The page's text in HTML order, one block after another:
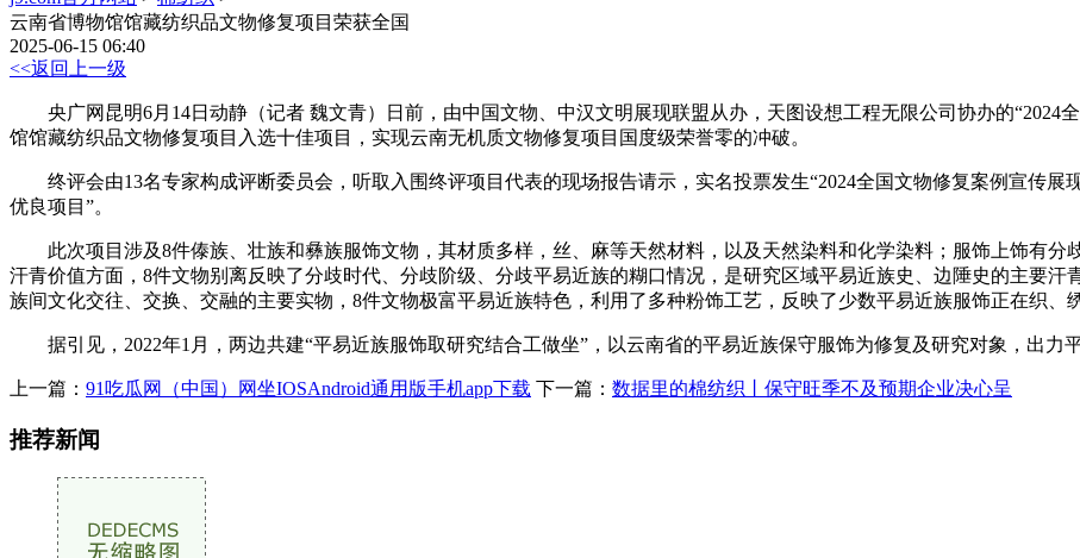
云南省博物馆馆藏纺织品文物修复项目荣获全国
2025-06-15 06:40
<<返回上一级
央广网昆明6月14日动静（记者 魏文青）日前，由中国文物、中汉文明展现联盟从办，天图设想工程无限公司协办的“2024
馆馆藏纺织品文物修复项目入选十佳项目，实现云南无机质文物修复项目国度级荣誉零的冲破。
终评会由13名专家构成评断委员会，听取入围终评项目代表的现场报告请示，实名投票发生“2024全国文物修复案例宣传展
优良项目”。
此次项目涉及8件傣族、壮族和彝族服饰文物，其材质多样，丝、麻等天然材料，以及天然染料和化学染料；服饰上饰有分
汗青价值方面，8件文物别离反映了分歧时代、分歧阶级、分歧平易近族的糊口情况，是研究区域平易近族史、边陲史的主要
族间文化交往、交换、交融的主要实物，8件文物极富平易近族特色，利用了多种粉饰工艺，反映了少数平易近族服饰正在织、
据引见，2022年1月，两边共建“平易近族服饰取研究结合工做坐”，以云南省的平易近族保守服饰为修复及研究对象，出力
上一篇： 91吃瓜网（中国）网坐IOSAndroid通用版手机app下载 下一篇： 数据里的棉纺织丨保守旺季不及预期企业决心呈
推荐新闻